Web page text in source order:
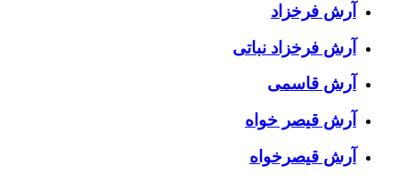
آرش فرخزاد
آرش فرخزاد نباتی
آرش قاسمی
آرش قیصر خواه
آرش قیصرخواه